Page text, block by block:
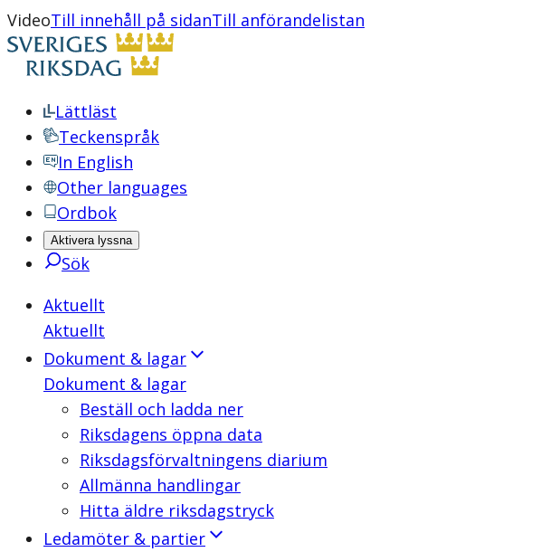
VideoTill innehåll på sidanTill anförandelistan
Lättläst
Teckenspråk
In English
Other languages
Ordbok
Aktivera lyssna
Sök
Aktuellt
Aktuellt
Dokument & lagar
Dokument & lagar
Beställ och ladda ner
Riksdagens öppna data
Riksdagsförvaltningens diarium
Allmänna handlingar
Hitta äldre riksdagstryck
Ledamöter & partier